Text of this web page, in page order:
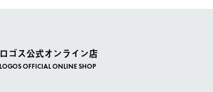
ロゴス公式オンライン店
LOGOS OFFICIAL ONLINE SHOP